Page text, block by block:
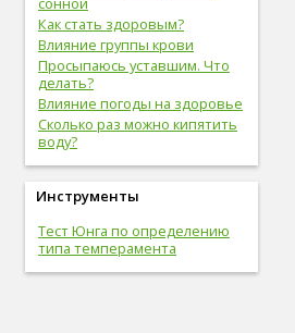
болезни опорно-двигательной
системы, травмы (8)
инфекционные болезни (8)
болезни органов дыхания (7)
урологические болезни (7)
мужские болезни (7)
антропометрия (7)
рот (7)
очки (7)
отбеливание зубов (7)
эндокринная система (7)
потенция (7)
депрессия (7)
зависимость (7)
Как стать здоровым?
Влияние группы крови
Просыпаюсь уставшим. Что
делать?
Влияние погоды на здоровье
Сколько раз можно кипятить
воду?
Инструменты
Тест Юнга по определению
типа темперамента